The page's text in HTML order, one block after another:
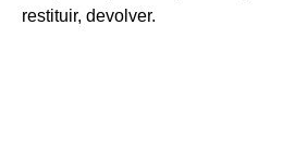
restituir, devolver.